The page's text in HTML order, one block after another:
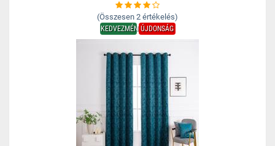
(Összesen 2 értékelés)
KEDVEZMÉNYÚJDONSÁG